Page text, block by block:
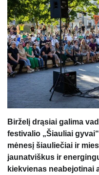
Birželį drąsiai galima
festivalio „Šiauliai
mėnesį šiauliečiai ir
jaunatviškus ir
kiekvienas neabejotinai